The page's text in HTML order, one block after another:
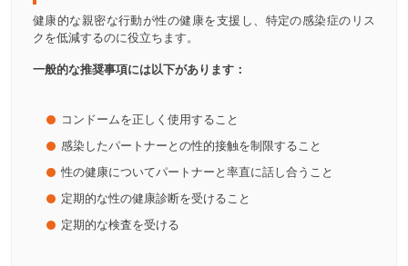
健康的な親密な行動が性の健康を支援し、特定の感染症のリス
クを低減するのに役立ちます。
一般的な推奨事項には以下があります：
コンドームを正しく使用すること
感染したパートナーとの性的接触を制限すること
性の健康についてパートナーと率直に話し合うこと
定期的な性の健康診断を受けること
定期的な検査を受ける